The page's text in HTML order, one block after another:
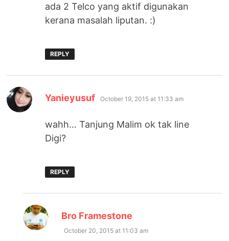
ada 2 Telco yang aktif digunakan
kerana masalah liputan. :)
REPLY
Yanieyusuf says:
October 19, 2015 at 11:33 am
wahh… Tanjung Malim ok tak line
Digi?
REPLY
Bro Framestone
October 20, 2015 at 11:03 am